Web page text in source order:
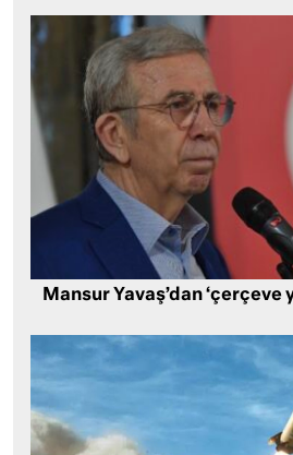
Mansur Yavaş’dan ‘çerçeve